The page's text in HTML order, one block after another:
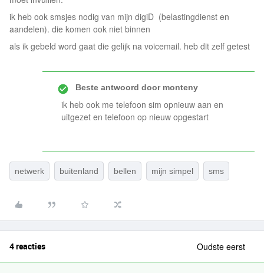
ik heb ook smsjes nodig van mijn digiD (belastingdienst en
aandelen). die komen ook niet binnen
als ik gebeld word gaat die gelijk na voicemail. heb dit zelf getest
Beste antwoord doormonteny
ik heb ook me telefoon sim opnieuw aan en
uitgezet en telefoon op nieuw opgestart
netwerk buitenland bellen mijn simpel sms
4 reacties Oudste eerst